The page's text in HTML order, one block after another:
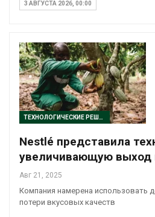
3 АВГУСТА 2026, 00:00
ТЕХНОЛОГИЧЕСКИЕ РЕШЕНИЯ
Nestlé представила
увеличивающую выход
Авг 21, 2025
Компания намерена использовать
потери вкусовых качеств